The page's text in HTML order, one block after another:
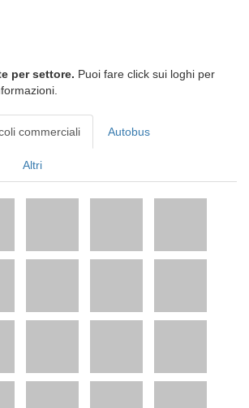
per settore. Puoi fare click sui loghi per
commerciali Autobus
Altri